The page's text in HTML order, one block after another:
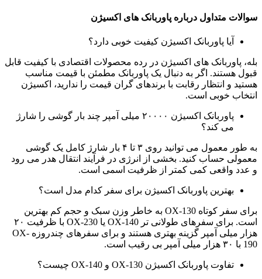
سوالات متداول درباره پاوربانک های اکسیژن
آیا پاوربانک اکسیژن کیفیت خوبی دارد؟
بله، پاوربانک های اکسیژن در رده محصولات اقتصادی با کیفیت قابل
قبول هستند. اگر به دنبال یک پاوربانک مطمئن با قیمت مناسب
هستید و انتظار رقابت با برندهای گران قیمت را ندارید، اکسیژن
انتخاب خوبی است.
پاوربانک اکسیژن ۲۰۰۰۰ میلی آمپر چند بار گوشی را شارژ
می کند؟
به طور معمول می توانید روی ۳ تا ۴ بار شارژ کامل یک گوشی
معمولی حساب کنید. بخشی از انرژی در فرآیند انتقال هدر می رود
و عدد واقعی کمی کمتر از ظرفیت اسمی است.
بهترین پاوربانک اکسیژن برای سفر کدام مدل است؟
برای سفر کوتاه OX-130 به خاطر وزن سبک و حجم کم بهترین
است. برای سفرهای طولانی تر OX-140 یا OX-230 با ظرفیت ۲۰
هزار میلی آمپر گزینه بهتری هستند و برای سفرهای چندروزه OX-
190 با ۳۰ هزار میلی آمپر بی رقیب است.
تفاوت پاوربانک اکسیژن OX-130 و OX-140 چیست؟